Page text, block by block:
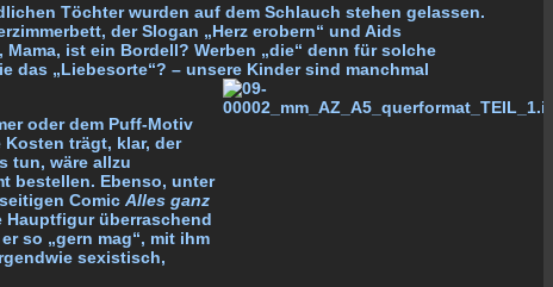
Töchter wurden auf dem Schlauch stehen gelassen.
der Slogan „Herz erobern“ und Aids
ist ein Bordell? Werben „die“ denn für solche
das „Liebesorte“? – unsere Kinder sind manchmal
oder dem Puff-Motiv
trägt, klar, der
tun, wäre allzu
bestellen. Ebenso, unter
Comic Alles ganz
überraschend
so „gern mag“, mit ihm
sexistisch,